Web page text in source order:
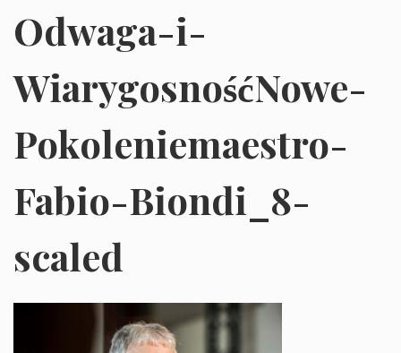
Odwaga-i-
WiarygosnośćNowe-
Pokoleniemaestro-
Fabio-Biondi_8-
scaled